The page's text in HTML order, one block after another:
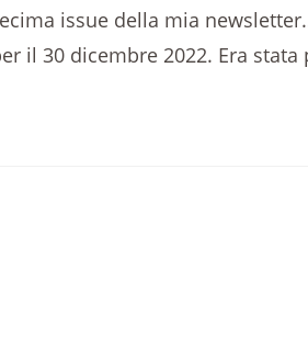
issue della mia
il 30 dicembre 2022. Era